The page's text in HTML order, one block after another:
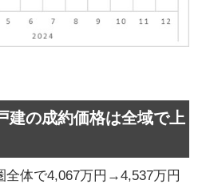
建の成約価格は全域で上
体で4,067万円→4,537万円